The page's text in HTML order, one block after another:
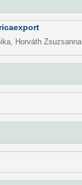
Horváth Zsuzsanna